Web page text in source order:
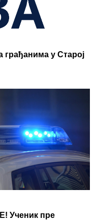
грађанима у Старој
Ученик пре